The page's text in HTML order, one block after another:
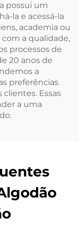
possui um
la e acessá-la
academia ou
a qualidade,
processos de
20 anos de
a
preferências
Essas
a uma